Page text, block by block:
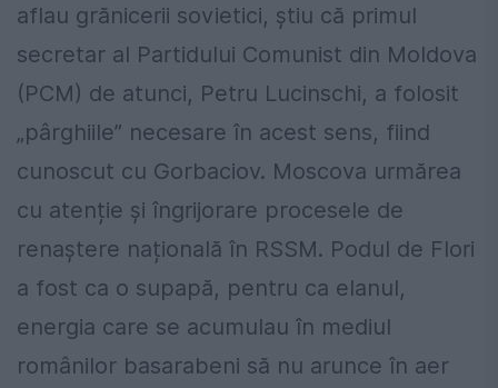
aflau grănicerii sovietici, știu că primul
secretar al Partidului Comunist din Moldova
(PCM) de atunci, Petru Lucinschi, a folosit
„pârghiile” necesare în acest sens, fiind
cunoscut cu Gorbaciov. Moscova urmărea
cu atenție și îngrijorare procesele de
renaștere națională în RSSM. Podul de Flori
a fost ca o supapă, pentru ca elanul,
energia care se acumulau în mediul
românilor basarabeni să nu arunce în aer